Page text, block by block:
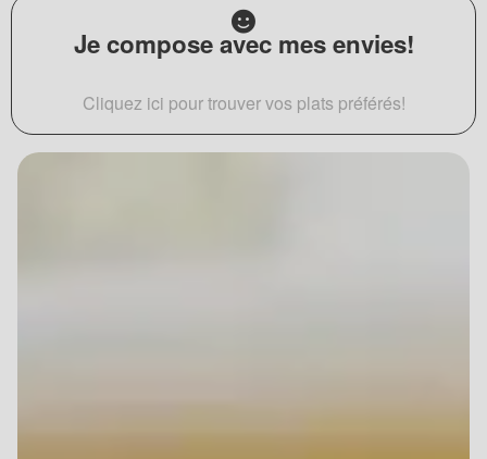
Je compose avec mes envies!
Cliquez ici pour trouver vos plats préférés!